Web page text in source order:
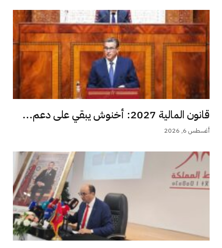
قانون المالية 2027: أخنوش يبقي على دعم...
أغسطس 6, 2026